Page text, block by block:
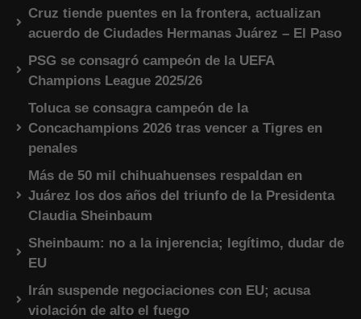
Cruz tiende puentes en la frontera, actualizan
acuerdo de Ciudades Hermanas Juárez – El Paso
PSG se consagró campeón de la UEFA
Champions League 2025/26
Toluca se consagra campeón de la
Concachampions 2026 tras vencer a Tigres en
penales
Más de 50 mil chihuahuenses respaldan en
Juárez los dos años del triunfo de la Presidenta
Claudia Sheinbaum
Sheinbaum: no a la injerencia; legítimo, dudar de
EU
Irán suspende negociaciones con EU; acusa
violación de alto el fuego